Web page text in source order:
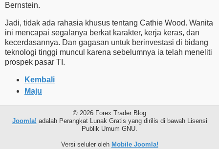
Bernstein.
Jadi, tidak ada rahasia khusus tentang Cathie Wood. Wanita
ini mencapai segalanya berkat karakter, kerja keras, dan
kecerdasannya. Dan gagasan untuk berinvestasi di bidang
teknologi tinggi muncul karena sebelumnya ia telah meneliti
prospek pasar TI.
Kembali
Maju
© 2026 Forex Trader Blog
Joomla! adalah Perangkat Lunak Gratis yang dirilis di bawah Lisensi
Publik Umum GNU.
Versi seluler oleh Mobile Joomla!